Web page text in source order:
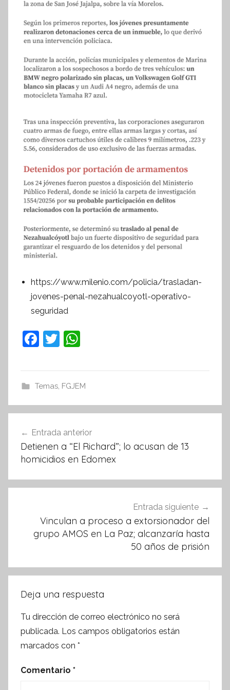
https://www.milenio.com/policia/trasladan-
jovenes-penal-nezahualcoyotl-operativo-
seguridad
F
e
b
o
k
T
er s
A
p
Temas, FGJEM
de
entradas
Entrada anterior
Detienen a “El Richard”; lo acusan de 13
homicidios en Edomex
Entrada siguiente
Vinculan a proceso a extorsionador del
grupo AMOS en La Paz; alcanzaría hasta
50 años de prisión
Deja una respuesta
Tu dirección de correo electrónico no será
publicada. Los campos obligatorios están
marcados con *
Comentario *